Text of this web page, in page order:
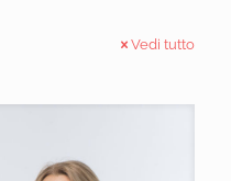
Vedi tutto